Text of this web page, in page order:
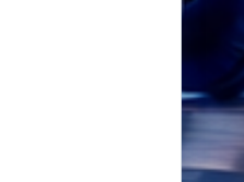
14 oktober 2025